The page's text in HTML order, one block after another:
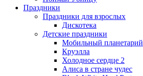
Праздники
Праздники для взрослых
Дискотека
Детские праздники
Мобильный планетарий
Круэлла
Холодное сердце 2
Алиса в стране чудес